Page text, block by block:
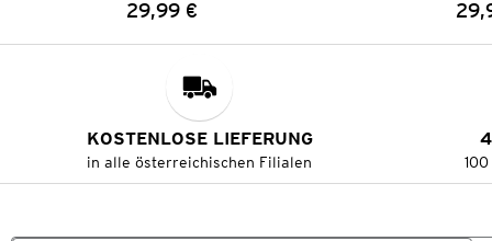
Preis:
29,99 €
KOSTENLOSE LIEFERUNG
in alle österreichischen Filialen